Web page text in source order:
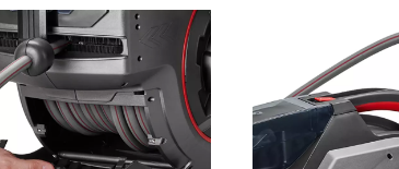
visitor. The website owner needs to setup
the site with their CMP to add this content
to the list of technologies used.
Powered byUsercentrics Consent
Management Platform